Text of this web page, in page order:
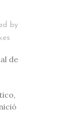
by
de